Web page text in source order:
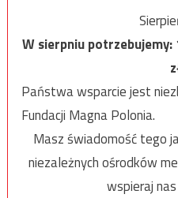
W sierpniu potrzebujemy:
Państwa wsparcie jest
Fundacji Magna Polonia.
Masz świadomość tego
niezależnych ośrodków
wspieraj